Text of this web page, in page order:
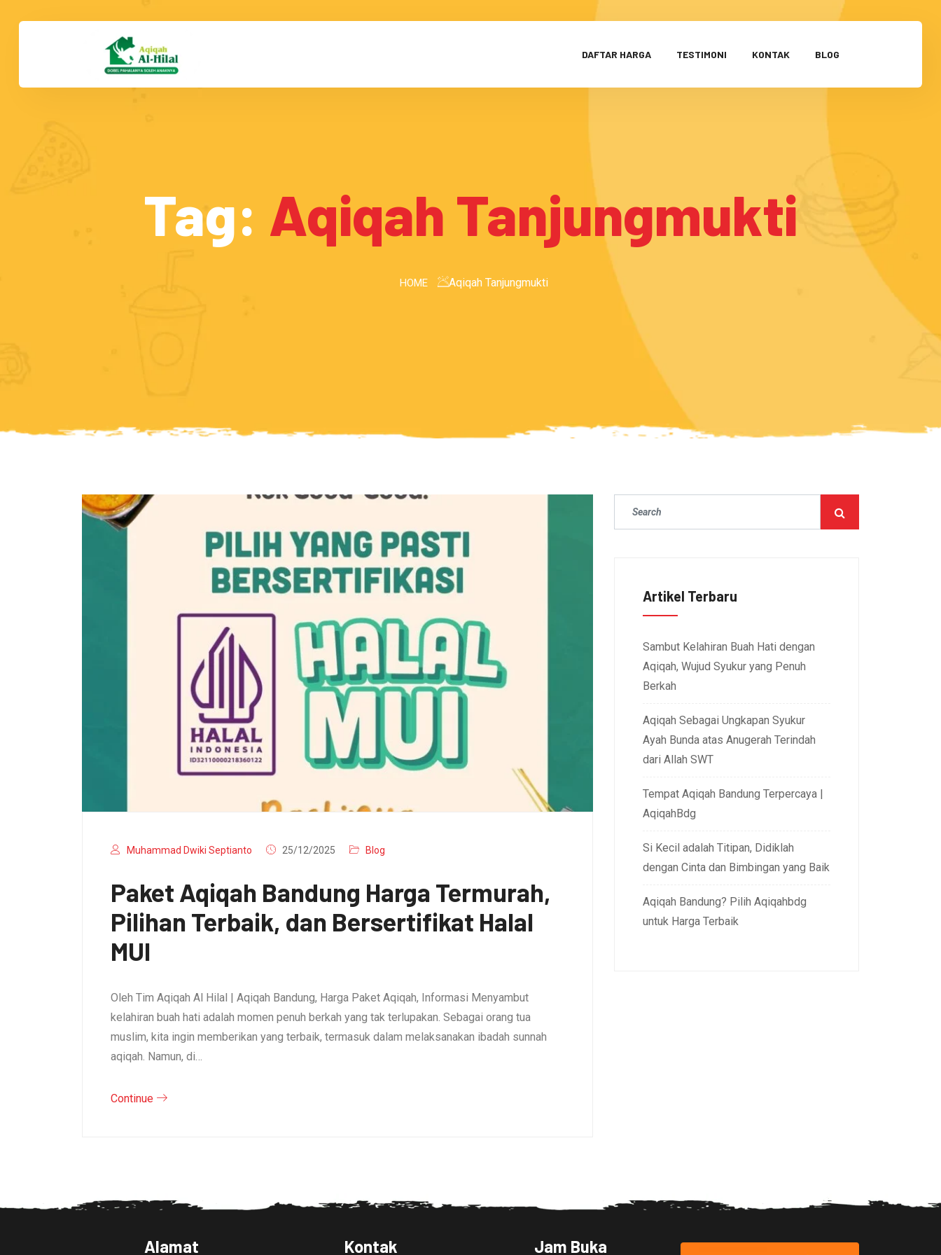
DAFTAR HARGA TESTIMONI KONTAK BLOG
Tag: Aqiqah Tanjungmukti
HOME Aqiqah Tanjungmukti
Muhammad Dwiki Septianto 25/12/2025 Blog
Paket Aqiqah Bandung Harga Termurah,
Pilihan Terbaik, dan Bersertifikat Halal
MUI
Oleh Tim Aqiqah Al Hilal | Aqiqah Bandung, Harga Paket Aqiqah, Informasi Menyambut
kelahiran buah hati adalah momen penuh berkah yang tak terlupakan. Sebagai orang tua
muslim, kita ingin memberikan yang terbaik, termasuk dalam melaksanakan ibadah sunnah
aqiqah. Namun, di…
Continue
Artikel Terbaru
Sambut Kelahiran Buah Hati dengan
Aqiqah, Wujud Syukur yang Penuh
Berkah
Aqiqah Sebagai Ungkapan Syukur
Ayah Bunda atas Anugerah Terindah
dari Allah SWT
Tempat Aqiqah Bandung Terpercaya |
AqiqahBdg
Si Kecil adalah Titipan, Didiklah
dengan Cinta dan Bimbingan yang Baik
Aqiqah Bandung? Pilih Aqiqahbdg
untuk Harga Terbaik
Alamat Kontak Jam Buka